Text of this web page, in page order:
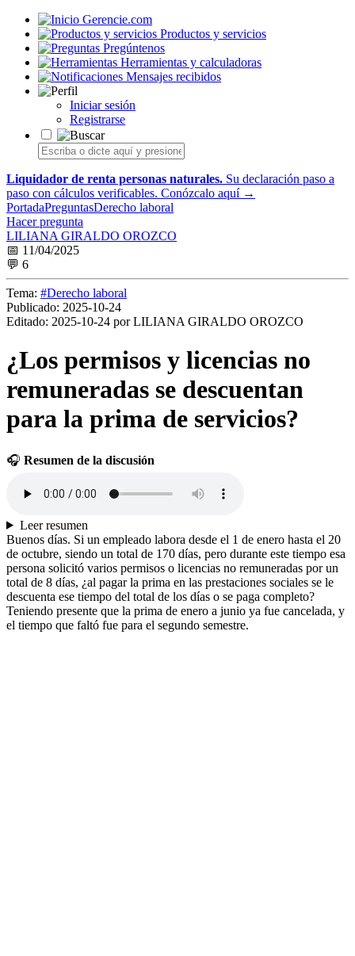
Gerencie.com
Productos y servicios
Pregúntenos
Herramientas y calculadoras
Mensajes recibidos
Iniciar sesión
Registrarse
Liquidador de renta personas naturales. Su declaración paso a
paso con cálculos verificables. Conózcalo aquí →
PortadaPreguntasDerecho laboral
Hacer pregunta
LILIANA GIRALDO OROZCO
📅 11/04/2025
💬 6
Tema: #Derecho laboral
Publicado: 2025-10-24
Editado: 2025-10-24 por LILIANA GIRALDO OROZCO
¿Los permisos y licencias no
remuneradas se descuentan
para la prima de servicios?
🎧 Resumen de la discusión
Leer resumen
Buenos días. Si un empleado labora desde el 1 de enero hasta el 20
de octubre, siendo un total de 170 días, pero durante este tiempo esa
persona solicitó varios permisos o licencias no remuneradas por un
total de 8 días, ¿al pagar la prima en las prestaciones sociales se le
descuenta ese tiempo del total de los días o se paga completo?
Teniendo presente que la prima de enero a junio ya fue cancelada, y
el tiempo que faltó fue para el segundo semestre.